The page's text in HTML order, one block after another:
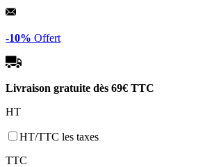
Panneau de gestion des cookies
-10% Offert
Livraison gratuite dès 69€ TTC
HT
HT/TTC les taxes
TTC